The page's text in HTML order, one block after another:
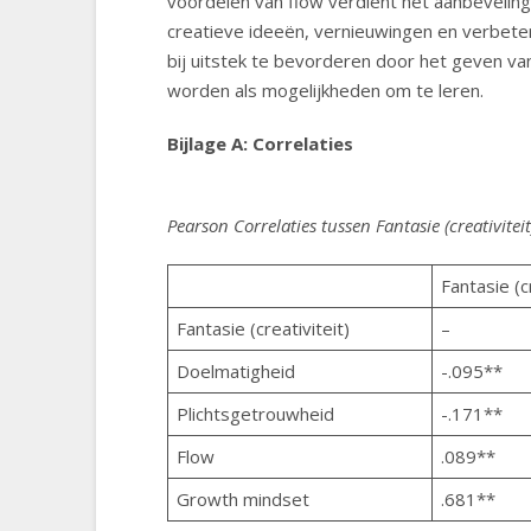
creatieve ideeën, vernieuwingen en
bij uitstek te bevorderen door het geven
worden als mogelijkheden om te leren.
Bijlage A: Correlaties
Pearson Correlaties tussen Fantasie
Fantasie
Fantasie (creativiteit)
–
Doelmatigheid
-.095**
Plichtsgetrouwheid
-.171**
Flow
.089**
Growth mindset
.681**